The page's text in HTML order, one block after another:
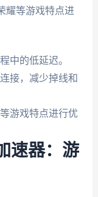
耀等游戏特点进
中的低延迟。
接，减少掉线和
游戏特点进行优
速器：游